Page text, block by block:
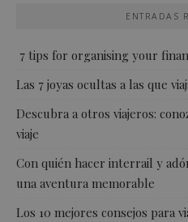
ENTRADAS
7 tips for organising your
Las 7 joyas ocultas a las que
Descubra a otros viajeros:
viaje
Con quién hacer interrail y
una aventura memorable
Los 10 mejores consejos para